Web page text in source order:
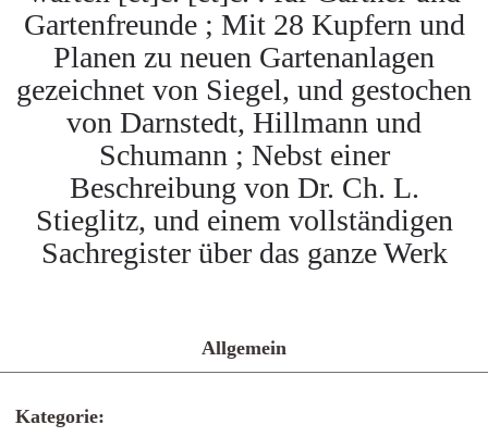
Gartenfreunde ; Mit 28 Kupfern und
Planen zu neuen Gartenanlagen
gezeichnet von Siegel, und gestochen
von Darnstedt, Hillmann und
Schumann ; Nebst einer
Beschreibung von Dr. Ch. L.
Stieglitz, und einem vollständigen
Sachregister über das ganze Werk
Allgemein
Kategorie: